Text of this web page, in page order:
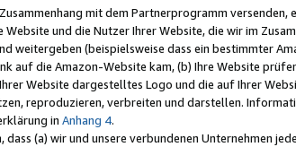
mit dem Partnerprogramm versenden,
und die Nutzer Ihrer Website, die wir im
weitergeben (beispielsweise dass ein bestimmter
auf die Amazon-Website kam, (b) Ihre Website
Website dargestelltes Logo und die auf Ihrer
reproduzieren, verbreiten und darstellen.
in Anhang 4.
dass (a) wir und unsere verbundenen Unternehmen